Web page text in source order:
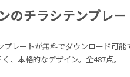
のチラシテンプレー
レートが無料でダウンロード可
、本格的なデザイン。全487点。